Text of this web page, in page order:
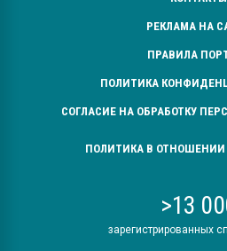
РЕКЛАМА НА
ПРАВИЛА
ПОЛИТИКА
СОГЛАСИЕ НА ОБРАБОТКУ
ПОЛИТИКА В ОТНОШЕНИИ
>13
зарегистрированных